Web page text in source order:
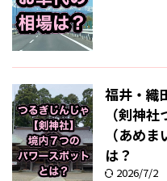
福井・織
（剣神
（あめ
は？
2026/7/2